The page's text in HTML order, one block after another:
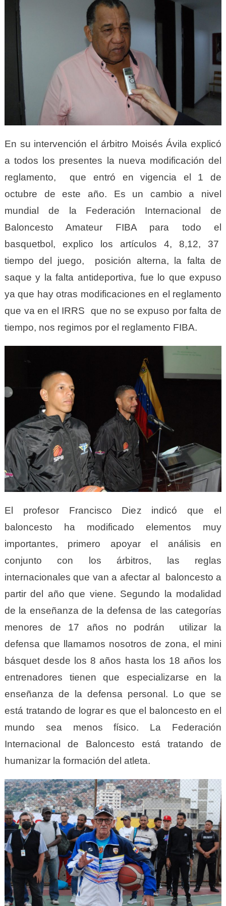
En su intervención el árbitro Moisés Ávila explicó
a todos los presentes la nueva modificación del
reglamento, que entró en vigencia el 1 de
octubre de este año. Es un cambio a nivel
mundial de la Federación Internacional de
Baloncesto Amateur FIBA para todo el
basquetbol, explico los artículos 4, 8,12, 37
tiempo del juego, posición alterna, la falta de
saque y la falta antideportiva, fue lo que expuso
ya que hay otras modificaciones en el reglamento
que va en el IRRS que no se expuso por falta de
tiempo, nos regimos por el reglamento FIBA.
El profesor Francisco Diez indicó que el
baloncesto ha modificado elementos muy
importantes, primero apoyar el análisis en
conjunto con los árbitros, las reglas
internacionales que van a afectar al baloncesto a
partir del año que viene. Segundo la modalidad
de la enseñanza de la defensa de las categorías
menores de 17 años no podrán utilizar la
defensa que llamamos nosotros de zona, el mini
básquet desde los 8 años hasta los 18 años los
entrenadores tienen que especializarse en la
enseñanza de la defensa personal. Lo que se
está tratando de lograr es que el baloncesto en el
mundo sea menos físico. La Federación
Internacional de Baloncesto está tratando de
humanizar la formación del atleta.